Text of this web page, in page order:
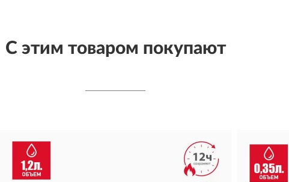
С этим товаром покупают